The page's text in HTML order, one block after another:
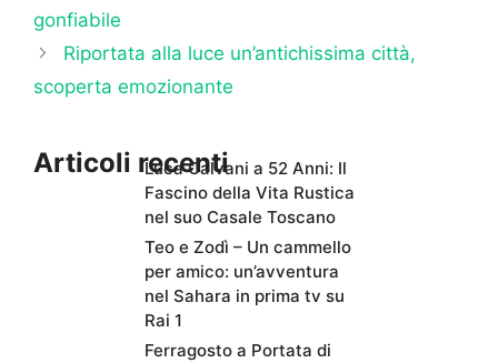
gonfiabile
Riportata alla luce un’antichissima città,
scoperta emozionante
Articoli recentiLuca Calvani a 52 Anni: Il
Fascino della Vita Rustica
nel suo Casale Toscano
Teo e Zodì – Un cammello
per amico: un’avventura
nel Sahara in prima tv su
Rai 1
Ferragosto a Portata di